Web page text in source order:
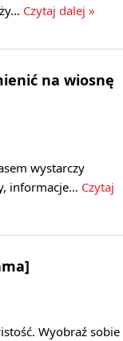
Czytaj dalej »
na wiosnę
wystarczy
informacje… Czytaj
Wyobraź sobie